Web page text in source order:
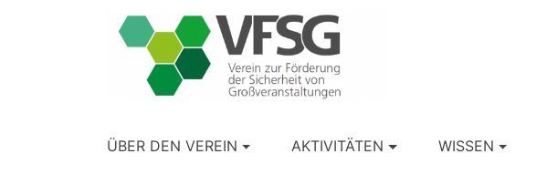
ÜBER DEN VEREIN AKTIVITÄTEN WISSEN